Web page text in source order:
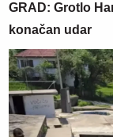
GRAD: Grotlo
konačan udar